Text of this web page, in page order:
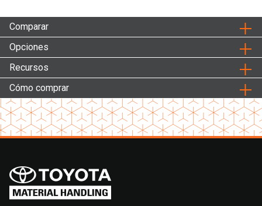
Comparar
Opciones
Recursos
Cómo comprar